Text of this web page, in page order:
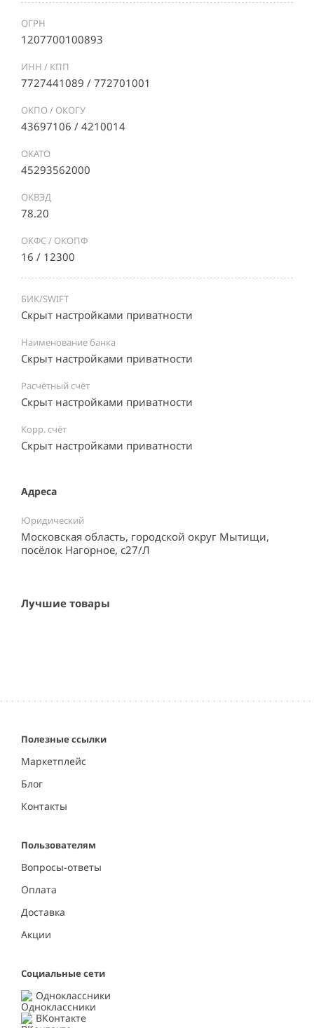
ОГРН
1207700100893
ИНН / КПП
7727441089 / 772701001
ОКПО / ОКОГУ
43697106 / 4210014
ОКАТО
45293562000
ОКВЭД
78.20
ОКФС / ОКОПФ
16 / 12300
БИК/SWIFT
Скрыт настройками приватности
Наименование банка
Скрыт настройками приватности
Расчётный счёт
Скрыт настройками приватности
Корр. счёт
Скрыт настройками приватности
Адреса
Юридический
Московская область, городской округ Мытищи,
посёлок Нагорное, с27/Л
Лучшие товары
Полезные ссылки
Маркетплейс
Блог
Контакты
Пользователям
Вопросы-ответы
Оплата
Доставка
Акции
Социальные сети
Одноклассники
ВКонтакте